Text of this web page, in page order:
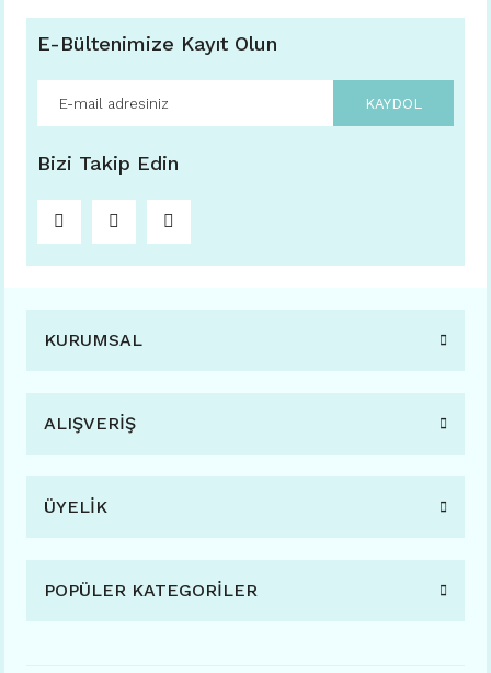
E-Bültenimize Kayıt Olun
KAYDOL
Bizi Takip Edin
KURUMSAL
ALIŞVERİŞ
ÜYELİK
POPÜLER KATEGORİLER